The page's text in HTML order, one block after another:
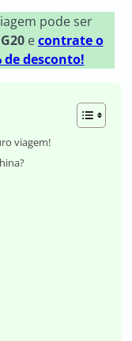
pode ser
econtrate o
de desconto!
viagem!